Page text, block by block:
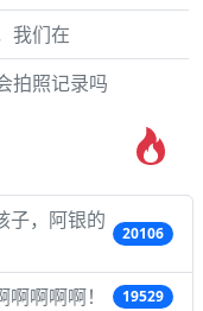
我们在
拍照记录吗
子，阿银的
20106
啊啊啊！ 19529